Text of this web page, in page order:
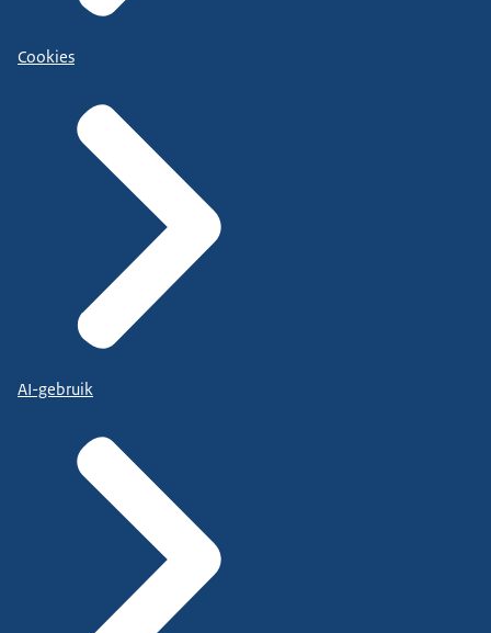
Cookies
AI-gebruik